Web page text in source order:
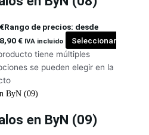
€Rango de precios: desde
€ IVA incluido
Seleccionar
tiene múltiples
se pueden elegir en la
en ByN (09)